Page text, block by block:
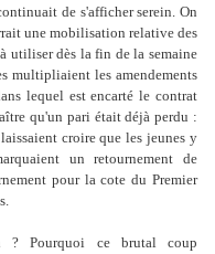
de s'afficher serein. On
une mobilisation relative des
utiliser dès la fin de la semaine
multipliaient les amendements
lequel est encarté le contrat
qu'un pari était déjà perdu :
croire que les jeunes y
un retournement de
pour la cote du Premier
? Pourquoi ce brutal coup